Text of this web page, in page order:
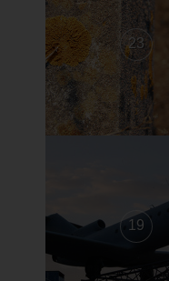
23
19